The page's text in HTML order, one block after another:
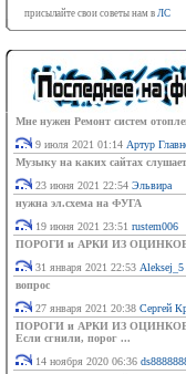
присылайте свои советы нам в ЛС
Мне нужен Ремонт систем
9 июля 2021 01:14 Артур
Музыку на каких сайтах
23 июня 2021 22:54 Эльвира
нужна эл.схема на ФУГА
19 июня 2021 23:51 rustem006
ПОРОГИ и АРКИ ИЗ
31 января 2021 22:53 Aleksej_5
вопрос
27 января 2021 20:38 Сергей
ПОРОГИ и АРКИ ИЗ
Если сгнили, порог ...
14 ноября 2020 06:36